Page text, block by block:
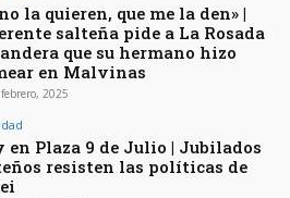
la quieren, que me la den» |
salteña pide a La Rosada
que su hermano hizo
en Malvinas
2025
en Plaza 9 de Julio | Jubilados
resisten las políticas de